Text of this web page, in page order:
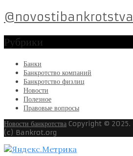
@novostibankrotstva
Рубрики
Банки
Банкротство компаний
Банкротство физлиц
Новости
Полезное
Правовые вопросы
Новости банкротства Copyright © 2025.
(c) Bankrot.org